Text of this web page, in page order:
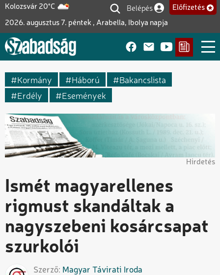
Ugrás
tartalomra
Kolozsvár 20°C
2026. augusztus 7. péntek , Arabella, Ibolya napja
Felhasználói fiók
Belépés Előfizetés
Kormány Háború
Bakancslista
Erdély
Események
Hirdetés
Ismét magyarellenes
rigmust skandáltak a
nagyszebeni kosárcsapat
szurkolói
Szerző Magyar Távirati Iroda